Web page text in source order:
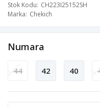
Stok Kodu CH223I25152SH
Marka Chekich
Numara
44 42 40